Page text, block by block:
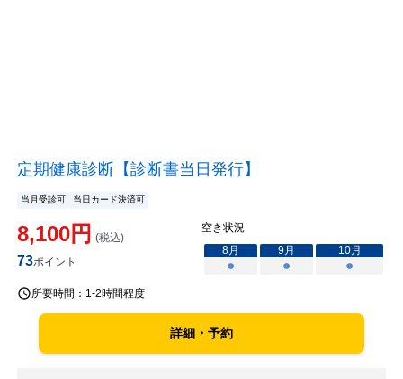
定期健康診断【診断書当日発行】
当月受診可 当日カード決済可
8,100円 (税込)
73ポイント
空き状況
8月 9月 10月
○
○ ○
所要時間： 1-2時間程度
詳細・予約